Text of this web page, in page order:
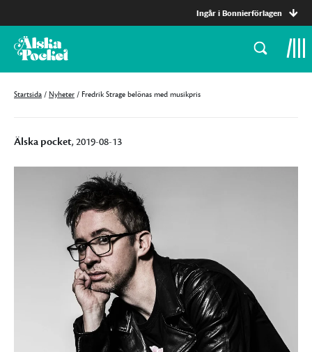
Ingår i Bonnierförlagen
Startsida / Nyheter / Fredrik Strage belönas med musikpris
Älska pocket, 2019-08-13